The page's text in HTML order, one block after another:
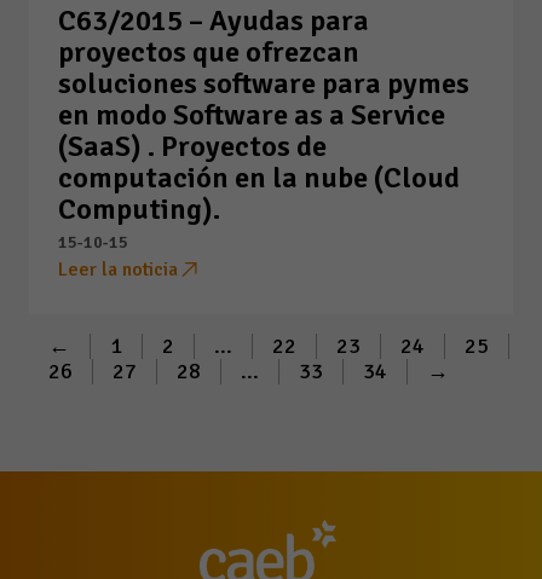
C63/2015 – Ayudas para
proyectos que ofrezcan
soluciones software para pymes
en modo Software as a Service
(SaaS) . Proyectos de
computación en la nube (Cloud
Computing).
15-10-15
Leer la noticia
← 1 2 ... 22 23 24
25
26
27 28 ... 33 34 →